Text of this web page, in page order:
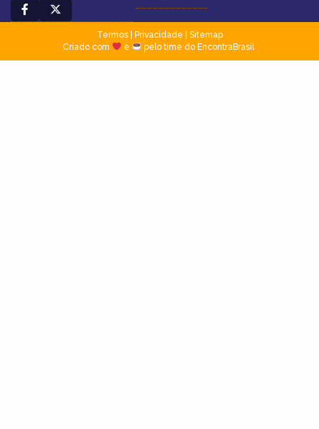
Termos| Privacidade
Sitemap
Criado com
e pelo time do EncontraBrasil